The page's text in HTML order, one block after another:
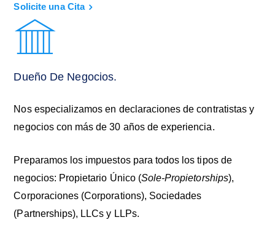
Solicite una Cita
Dueño De Negocios.
Nos especializamos en declaraciones de contratistas y
negocios con más de 30 años de experiencia.
Preparamos los impuestos para todos los tipos de
negocios: Propietario Único (Sole-Propietorships),
Corporaciones (Corporations), Sociedades
(Partnerships), LLCs y LLPs.